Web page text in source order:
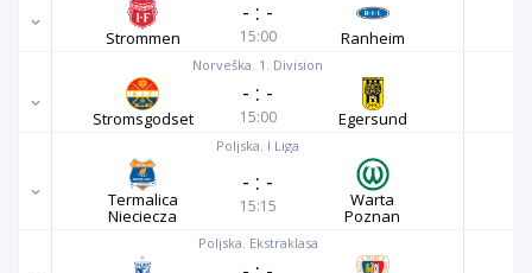
Strommen
- : -
15:00 Ranheim
Norveška. 1. Division
Stromsgodset
- : -
15:00 Egersund
Poljska. I Liga
Termalica
Nieciecza
- : -
15:15 Warta
Poznan
Poljska. Ekstraklasa